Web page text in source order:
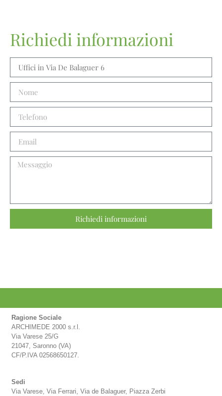
Richiedi informazioni
Richiedi informazioni
Sedi
Via Varese, Via Ferrari, Via de Balaguer, Piazza Zerbi
Ragione Sociale
ARCHIMEDE 2000 s.r.l.
Via Varese 25/G
21047, Saronno (VA)
CF/P.IVA 02568650127.